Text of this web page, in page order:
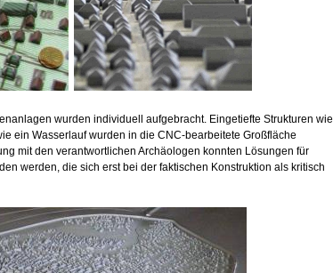
wurden individuell aufgebracht. Eingetiefte Strukturen wie
ein Wasserlauf wurden in die CNC-bearbeitete Großfläche
mit den verantwortlichen Archäologen konnten Lösungen für
werden, die sich erst bei der faktischen Konstruktion als kritisch